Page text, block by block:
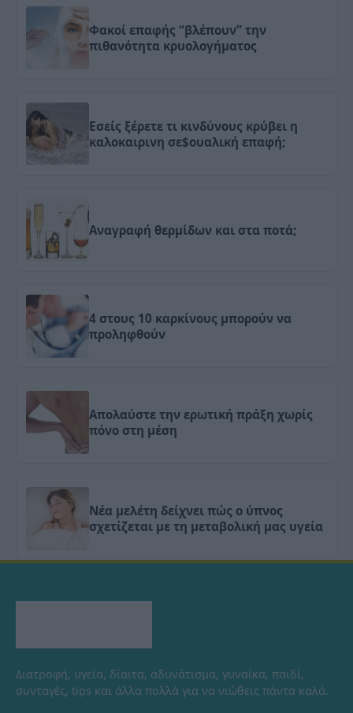
Φακοί επαφής “βλέπουν” την
πιθανότητα κρυολογήματος
Εσείς ξέρετε τι κινδύνους κρύβει η
καλοκαιρινη σε$ουαλική επαφή;
Αναγραφή θερμίδων και στα ποτά;
4 στους 10 καρκίνους μπορούν να
προληφθούν
Απολαύστε την ερωτική πράξη χωρίς
πόνο στη μέση
Νέα μελέτη δείχνει πώς ο ύπνος
σχετίζεται με τη μεταβολική μας υγεία
Διατροφή, υγεία, δίαιτα, αδυνάτισμα, γυναίκα, παιδί,
συνταγές, tips και άλλα πολλά για να νιώθεις πάντα καλά.